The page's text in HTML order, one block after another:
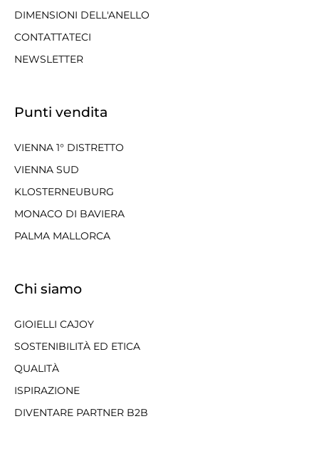
DIMENSIONI DELL'ANELLO
CONTATTATECI
NEWSLETTER
Punti vendita
VIENNA 1° DISTRETTO
VIENNA SUD
KLOSTERNEUBURG
MONACO DI BAVIERA
PALMA MALLORCA
Chi siamo
GIOIELLI CAJOY
SOSTENIBILITÀ ED ETICA
QUALITÀ
ISPIRAZIONE
DIVENTARE PARTNER B2B